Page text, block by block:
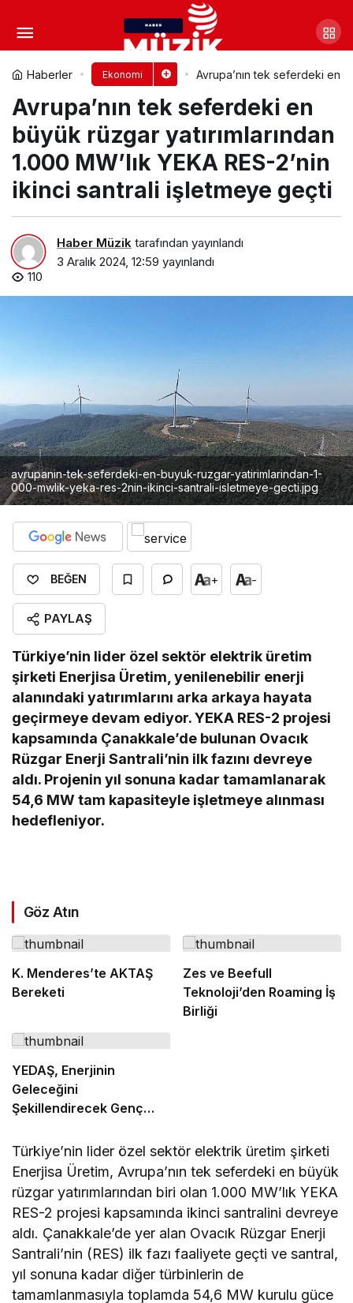
Haberler Ekonomi Avrupa’nın tek seferdeki en
Avrupa’nın tek seferdeki en
büyük rüzgar yatırımlarından
1.000 MW’lık YEKA RES-2’nin
ikinci santrali işletmeye geçti
Haber Müzik tarafından yayınlandı
3 Aralık 2024, 12:59 yayınlandı
110
avrupanin-tek-seferdeki-en-buyuk-ruzgar-yatirimlarindan-1-
000-mwlik-yeka-res-2nin-ikinci-santrali-isletmeye-gecti.jpg
BEĞEN + -
PAYLAŞ
Türkiye’nin lider özel sektör elektrik üretim
şirketi Enerjisa Üretim, yenilenebilir enerji
alanındaki yatırımlarını arka arkaya hayata
geçirmeye devam ediyor. YEKA RES-2 projesi
kapsamında Çanakkale’de bulunan Ovacık
Rüzgar Enerji Santrali’nin ilk fazını devreye
aldı. Projenin yıl sonuna kadar tamamlanarak
54,6 MW tam kapasiteyle işletmeye alınması
hedefleniyor.
Göz Atın
K. Menderes’te AKTAŞ
Bereketi
Zes ve Beefull
Teknoloji’den Roaming İş
Birliği
YEDAŞ, Enerjinin
Geleceğini
Şekillendirecek Genç
Türkiye’nin lider özel sektör elektrik üretim şirketi
Enerjisa Üretim, Avrupa’nın tek seferdeki en büyük
rüzgar yatırımlarından biri olan 1.000 MW’lık YEKA
RES-2 projesi kapsamında ikinci santralini devreye
aldı. Çanakkale’de yer alan Ovacık Rüzgar Enerji
Santrali’nin (RES) ilk fazı faaliyete geçti ve santral,
yıl sonuna kadar diğer türbinlerin de
tamamlanmasıyla toplamda 54,6 MW kurulu güce
Enflasyon ve faiz ikilisi,
makroekonomik gündemdeki yerini
koruyacak
Yorum Yap